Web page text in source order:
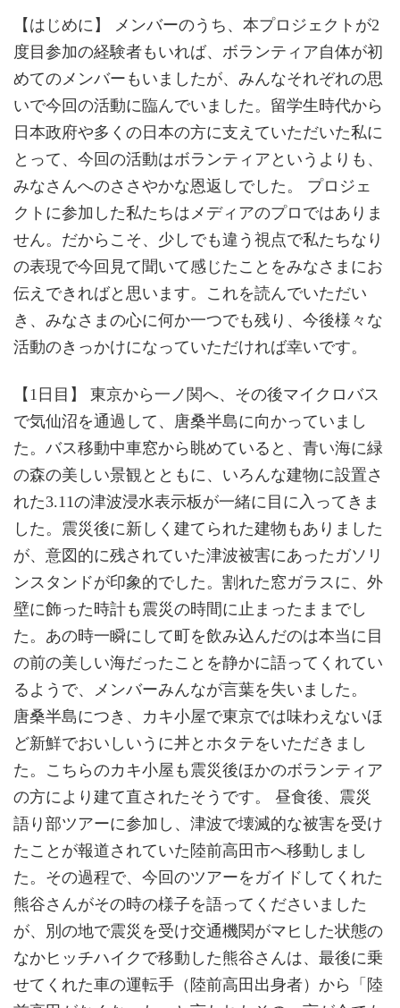
【はじめに】 メンバーのうち、本プロジェクトが2
度目参加の経験者もいれば、ボランティア自体が初
めてのメンバーもいましたが、みんなそれぞれの思
いで今回の活動に臨んでいました。留学生時代から
日本政府や多くの日本の方に支えていただいた私に
とって、今回の活動はボランティアというよりも、
みなさんへのささやかな恩返しでした。 プロジェ
クトに参加した私たちはメディアのプロではありま
せん。だからこそ、少しでも違う視点で私たちなり
の表現で今回見て聞いて感じたことをみなさまにお
伝えできればと思います。これを読んでいただい
き、みなさまの心に何か一つでも残り、今後様々な
活動のきっかけになっていただければ幸いです。
【1日目】 東京から一ノ関へ、その後マイクロバス
で気仙沼を通過して、唐桑半島に向かっていまし
た。バス移動中車窓から眺めていると、青い海に緑
の森の美しい景観とともに、いろんな建物に設置さ
れた3.11の津波浸水表示板が一緒に目に入ってきま
した。震災後に新しく建てられた建物もありました
が、意図的に残されていた津波被害にあったガソリ
ンスタンドが印象的でした。割れた窓ガラスに、外
壁に飾った時計も震災の時間に止まったままでし
た。あの時一瞬にして町を飲み込んだのは本当に目
の前の美しい海だったことを静かに語ってくれてい
るようで、メンバーみんなが言葉を失いました。
唐桑半島につき、カキ小屋で東京では味わえないほ
ど新鮮でおいしいうに丼とホタテをいただきまし
た。こちらのカキ小屋も震災後ほかのボランティア
の方により建て直されたそうです。 昼食後、震災
語り部ツアーに参加し、津波で壊滅的な被害を受け
たことが報道されていた陸前高田市へ移動しまし
た。その過程で、今回のツアーをガイドしてくれた
熊谷さんがその時の様子を語ってくださいました
が、別の地で震災を受け交通機関がマヒした状態の
なかヒッチハイクで移動した熊谷さんは、最後に乗
せてくれた車の運転手（陸前高田出身者）から「陸